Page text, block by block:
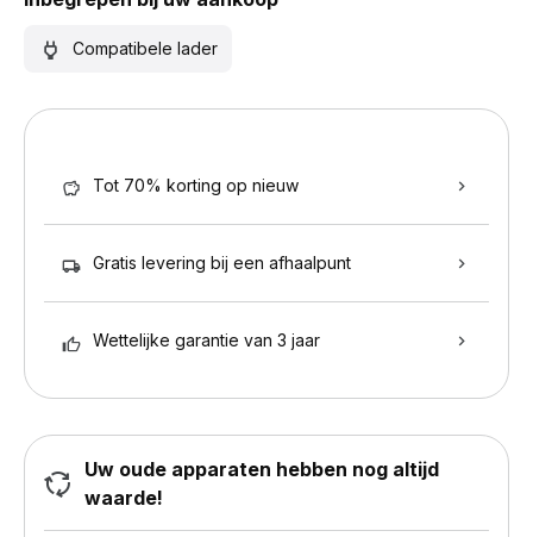
Compatibele lader
Tot 70% korting op nieuw
Gratis levering bij een afhaalpunt
Wettelijke garantie van 3 jaar
Uw oude apparaten hebben nog altijd
waarde!